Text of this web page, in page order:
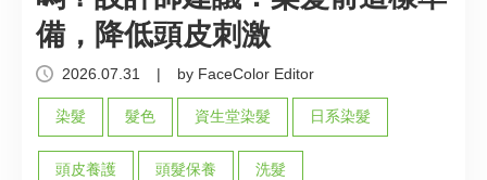
備，降低頭皮刺激
2026.07.31 | by FaceColor Editor
染髮 髮色 資生堂染髮 日系染髮
頭皮養護 頭髮保養 洗髮